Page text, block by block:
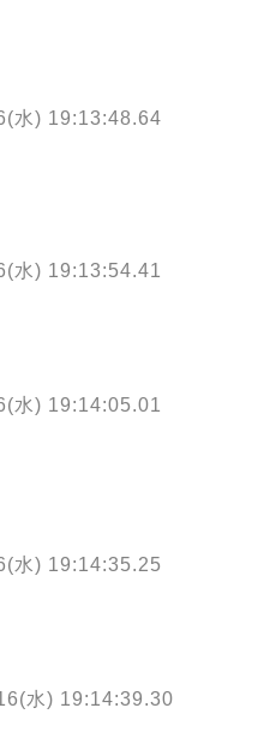
水) 19:13:48.64
水) 19:13:54.41
水) 19:14:05.01
水) 19:14:35.25
水) 19:14:39.30